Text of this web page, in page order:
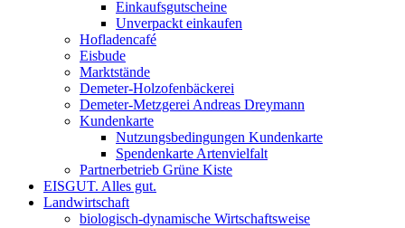
Einkaufsgutscheine
Unverpackt einkaufen
Hofladencafé
Eisbude
Marktstände
Demeter-Holzofenbäckerei
Demeter-Metzgerei Andreas Dreymann
Kundenkarte
Nutzungsbedingungen Kundenkarte
Spendenkarte Artenvielfalt
Partnerbetrieb Grüne Kiste
EISGUT. Alles gut.
Landwirtschaft
biologisch-dynamische Wirtschaftsweise